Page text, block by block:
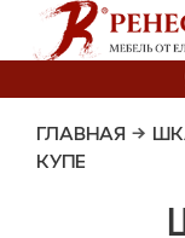
ГЛАВНАЯ →
КУПЕ